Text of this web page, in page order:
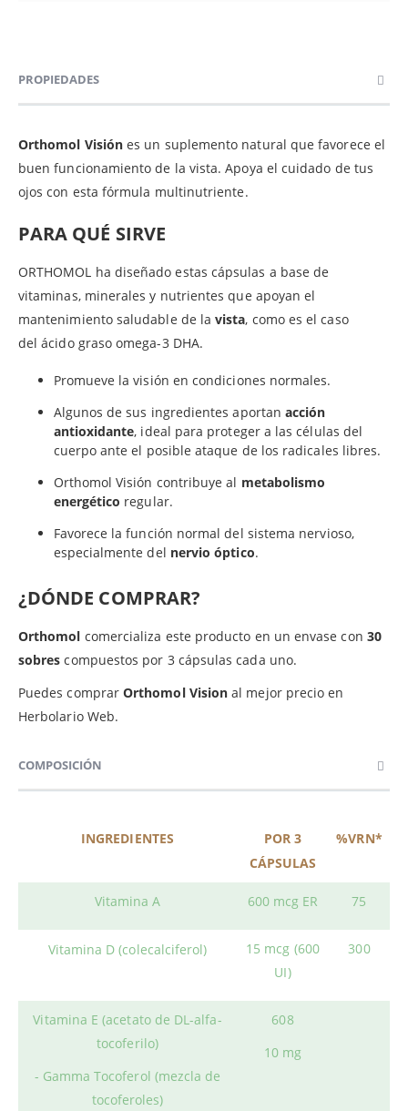
PROPIEDADES
Orthomol Visiónes un suplemento natural que favorece el
buen funcionamiento de la vista. Apoya el cuidado de tus
ojos con esta fórmula multinutriente.
PARA QUÉ SIRVE
ORTHOMOL ha diseñado estas cápsulas a base de
vitaminas, minerales y nutrientes que apoyan el
mantenimiento saludable de lavista, como es el caso
del ácido graso omega-3 DHA.
Promueve la visión en condiciones normales.
Algunos de sus ingredientes aportanacción
antioxidante, ideal para proteger a las células del
cuerpo ante el posible ataque de los radicales libres.
Orthomol Visión contribuye al metabolismo
energético regular.
Favorece la función normal del sistema nervioso,
especialmente del nervio óptico.
¿DÓNDE COMPRAR?
Orthomol comercializa este producto en un envase con 30
sobres compuestos por 3 cápsulas cada uno.
Puedes comprarOrthomol Visional mejor precio en
Herbolario Web.
COMPOSICIÓN
INGREDIENTES
POR 3
CÁPSULAS
%VRN*
Vitamina A 600 mcg ER 75
Vitamina D (colecalciferol)
15 mcg (600
UI)
300
Vitamina E (acetato de DL-alfa-
tocoferilo)
- Gamma Tocoferol (mezcla de
tocoferoles)
608
10 mg